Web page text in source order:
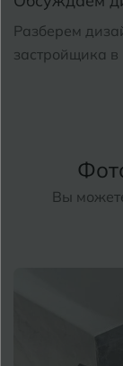
Разберем
застройщика в
Вы